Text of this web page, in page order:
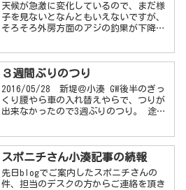
天候が急激に変化しているので、まだ様
子を見ないとなんともいえないですが、
そろそろ外房方面のアジの釣果が下降気
みなとも先週末は朝夕ともアジングでは
イマイチだったようです。
３週間ぶりのつり
2016/05/28 新堤＠小湊 GW後半のぎっ
くり腰やら車の入れ替えやらで、つりが
出来なかったので3週ぶりのつり。 途中
満席状態。 こんな時間に埋まってるな
んてす...
スポニチさん小湊記事の続報
先日blogでご案内したスポニチさんの
件、担当のデスクの方からご連絡を頂き